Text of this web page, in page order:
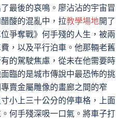
最後的哀鳴。廖沾沾的宇宙冒
酸的混亂中，拉教學場地開了
爭奪戰》何手殘的人生，被兩
，以及平行泊車。他那輛老舊
的駕駛焦慮，從未在他需要時
臨的是城市傳說中最恐怖的挑
賣金屬雕像的畫廊之間的窄
小上三十公分的停車格，上面
何手殘深吸一口氣。將車子打